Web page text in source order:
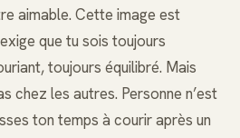
aimable. Cette image est
que tu sois toujours
toujours équilibré. Mais
chez les autres. Personne n’est
ton temps à courir après un